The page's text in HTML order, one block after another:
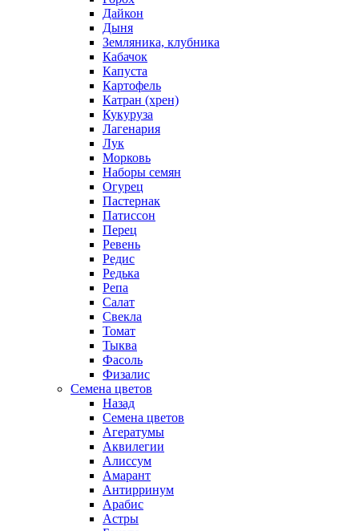
Дайкон
Дыня
Земляника, клубника
Кабачок
Капуста
Картофель
Катран (хрен)
Кукуруза
Лагенария
Лук
Морковь
Наборы семян
Огурец
Пастернак
Патиссон
Перец
Ревень
Редис
Редька
Репа
Салат
Свекла
Томат
Тыква
Фасоль
Физалис
Семена цветов
Назад
Семена цветов
Агератумы
Аквилегии
Алиссум
Амарант
Антирринум
Арабис
Астры